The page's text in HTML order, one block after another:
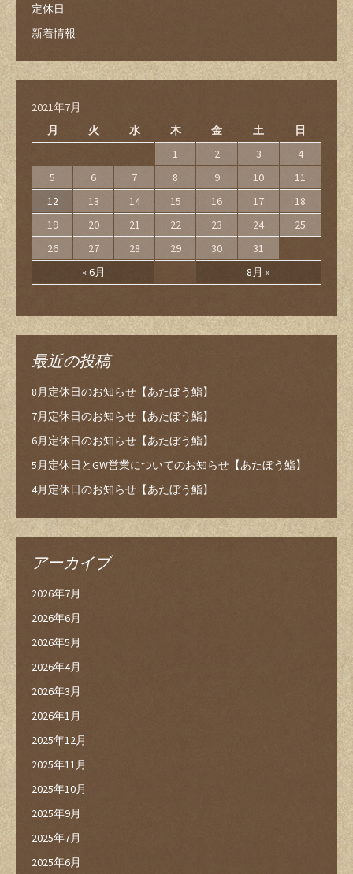
定休日
新着情報
2021年7月
月
火 水 木 金 土 日
« 6月 8月 »
1 2 3
4
5
6 7 8 9 10
11
12
13 14 15 16 17
18
19
20 21 22 23 24
25
26
27 28 29 30 31
最近の投稿
8月定休日のお知らせ【あたぼう鮨】
7月定休日のお知らせ【あたぼう鮨】
6月定休日のお知らせ【あたぼう鮨】
5月定休日とGW営業についてのお知らせ【あたぼう鮨】
4月定休日のお知らせ【あたぼう鮨】
アーカイブ
2026年7月
2026年6月
2026年5月
2026年4月
2026年3月
2026年1月
2025年12月
2025年11月
2025年10月
2025年9月
2025年7月
2025年6月